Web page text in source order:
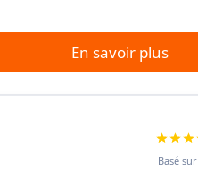
En savoir plus
Basé sur